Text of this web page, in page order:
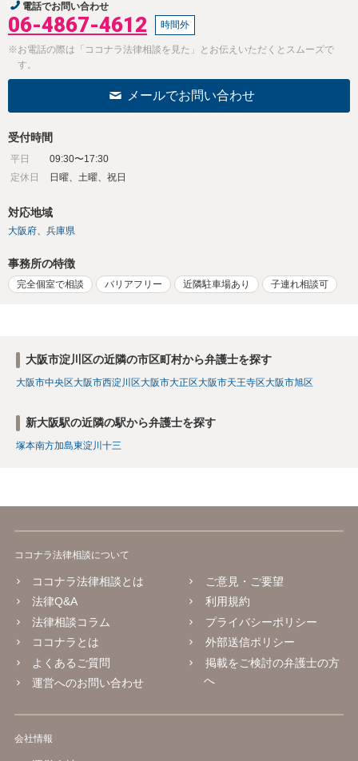
電話でお問い合わせ
06-4867-4612 時間外
※お電話の際は「ココナラ法律相談を見た」とお伝えいただくとスムーズで
す。
メールでお問い合わせ
受付時間
平日
09:30〜17:30
定休日
日曜、土曜、祝日
対応地域
大阪府 兵庫県
事務所の特徴
完全個室で相談 バリアフリー 近隣駐車場あり 子連れ相談可
大阪市淀川区の近隣の市区町村から弁護士を探す
大阪市中央区大阪市西淀川区大阪市大正区大阪市天王寺区大阪市旭区
新大阪駅の近隣の駅から弁護士を探す
塚本南方加島東淀川 十三
ココナラ法律相談について
ココナラ法律相談とは
法律Q&A
法律相談コラム
ココナラとは
よくあるご質問
運営へのお問い合わせ
ご意見・ご要望
利用規約
プライバシーポリシー
外部送信ポリシー
掲載をご検討の弁護士の方
へ
会社情報